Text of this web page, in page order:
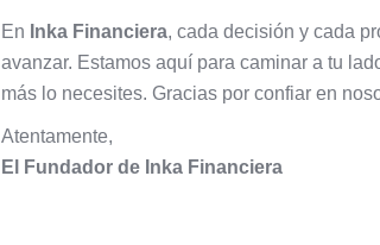
En Inka Financiera, cada decisión y cada
avanzar. Estamos aquí para caminar a tu
más lo necesites. Gracias por confiar en
Atentamente,
El Fundador de Inka Financiera